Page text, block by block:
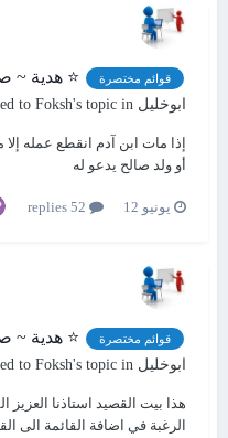
قوائم مختصرة ⭐ هدية ~
ابوخليل Foksh's topic in
إذا مات ابن آدم انقطع عمله
أو ولد صالح يدعو له
يونيو 12
قوائم مختصرة ⭐ هدية ~
ابوخليل Foksh's topic in
هذا بيت القصيد استاذنا
الرغبة في اضافة القائمة الى